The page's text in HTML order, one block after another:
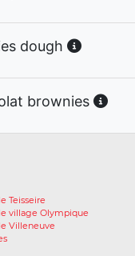
dough
brownies
Teisseire
village Olympique
Villeneuve